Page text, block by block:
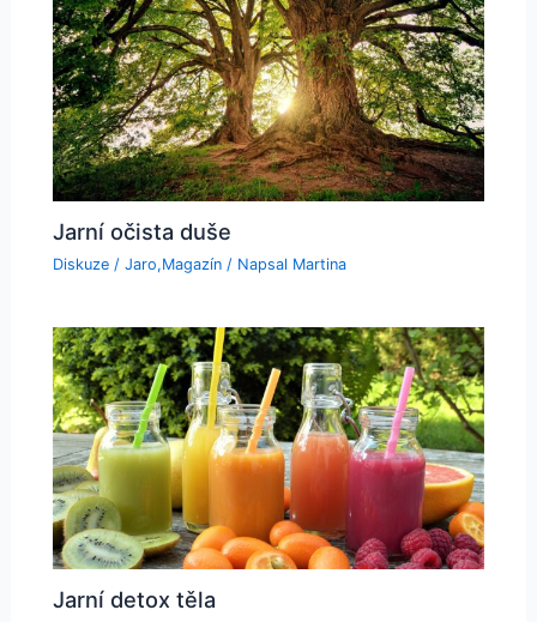
Jarní očista duše
Diskuze / Jaro,Magazín/ Napsal Martina
Jarní detox těla